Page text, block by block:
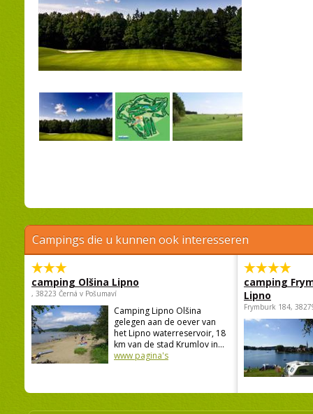
Campings die u kunnen ook interesseren
camping Olšina Lipno
, 38223 Černá v Pošumaví
Camping Lipno Olšina
gelegen aan de oever van
het Lipno waterreservoir, 18
km van de stad Krumlov in...
www pagina's
camping
Lipno
Frymburk 184,